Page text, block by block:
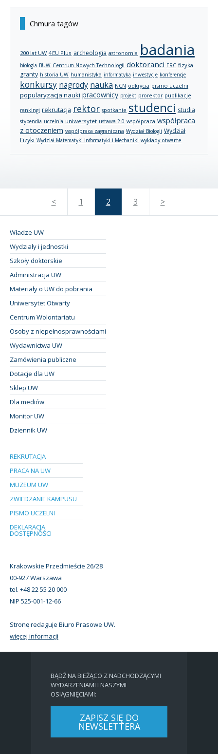
Chmura tagów
200 lat UW 4EU Plus archeologia astronomia badania
biologia BUW Centrum Nowych Technologii doktoranci ERC fizyka
granty historia UW humanistyka informatyka inwestycje konferencje
konkursy nagrody nauka NCN odkrycia pismo uczelni
popularyzacja nauki pracownicy projekt prorektor publikacje
rankingi rekrutacja rektor spotkanie studenci studia
stypendia uczelnia uniwersytet ustawa 2.0 współpraca współpraca
z otoczeniem współpraca zagraniczna Wydział Biologii Wydział
Fizyki Wydział Matematyki Informatyki i Mechaniki wykłady otwarte
< 1 2 3 >
Władze UW
Wydziały i jednostki
Szkoły doktorskie
Administracja UW
Materiały o UW do pobrania
Uniwersytet Otwarty
Centrum Wolontariatu
Osoby z niepełnosprawnościami
Wydawnictwa UW
Zamówienia publiczne
Dotacje dla UW
Sklep UW
Dla mediów
Monitor UW
Dziennik UW
REKRUTACJA
PRACA NA UW
MUZEUM UW
ZWIEDZANIE KAMPUSU
PISMO UCZELNI
DEKLARACJA
DOSTĘPNOŚCI
Krakowskie Przedmieście 26/28
00-927 Warszawa
tel. +48 22 55 20 000
NIP 525-001-12-66
Stronę redaguje Biuro Prasowe UW.
więcej informacji
BĄDŹ NA BIEŻĄCO Z NADCHODZĄCYMI
WYDARZENIAMI I NASZYMI
OSIĄGNIĘCIAMI:
ZAPISZ SIĘ DO
NEWSLETTERA